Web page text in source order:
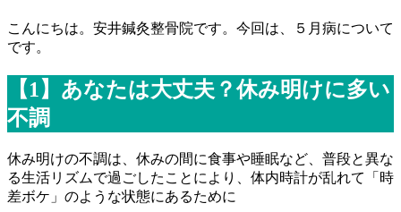
こんにちは。安井鍼灸整骨院です。今回は、５月病について
です。
【1】あなたは大丈夫？休み明けに多い
不調
休み明けの不調は、休みの間に食事や睡眠など、普段と異な
る生活リズムで過ごしたことにより、体内時計が乱れて「時
差ボケ」のような状態にあるために